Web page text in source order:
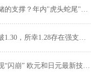
年内"虎头蛇尾"的美元明年更没动力！
强支撑！除了脱欧，还有哪两大因素关乎后市命运？
” 欧元和日元最新技术走势分析